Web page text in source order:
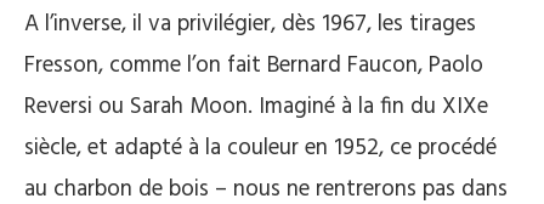
A l’inverse, il va privilégier, dès 1967, les tirages
Fresson, comme l’on fait Bernard Faucon, Paolo
Reversi ou Sarah Moon. Imaginé à la fin du XIXe
siècle, et adapté à la couleur en 1952, ce procédé
au charbon de bois – nous ne rentrerons pas dans